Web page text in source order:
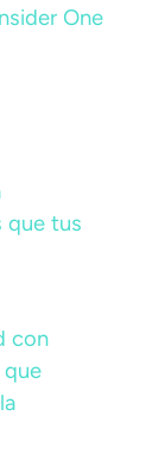
One
que tus
con
que